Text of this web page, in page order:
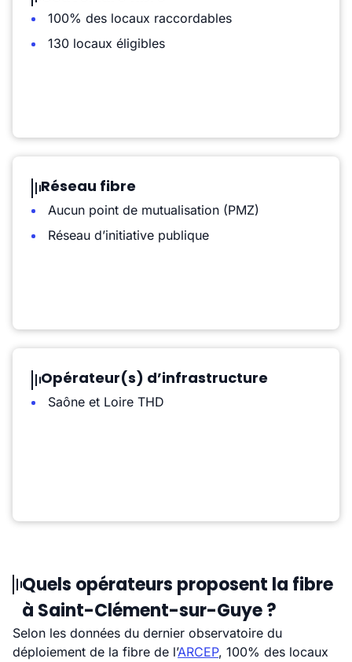
100% des locaux raccordables
130 locaux éligibles
Réseau fibre
Aucun point de mutualisation (PMZ)
Réseau d’initiative publique
Opérateur(s) d’infrastructure
Saône et Loire THD
Quels opérateurs proposent la fibre
à Saint-Clément-sur-Guye ?
Selon les données du dernier observatoire du
déploiement de la fibre de l’ARCEP, 100% des locaux